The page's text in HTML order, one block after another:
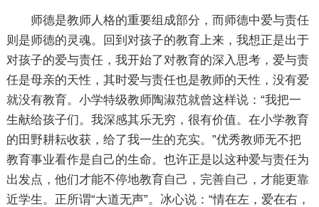
师德是教师人格的重要组成部分，而师德中爱与责任
则是师德的灵魂。回到对孩子的教育上来，我想正是出于
对孩子的爱与责任，我开始了对教育的深入思考，爱与责
任是母亲的天性，其时爱与责任也是教师的天性，没有爱
就没有教育。小学特级教师陶淑范就曾这样说：“我把一
生献给孩子们。我深感其乐无穷，很有价值。在小学教育
的田野耕耘收获，给了我一生的充实。”优秀教师无不把
教育事业看作是自己的生命。也许正是以这种爱与责任为
出发点，他们才能不停地教育自己，完善自己，才能更靠
近学生。正所谓“大道无声”。冰心说：“情在左，爱在右，